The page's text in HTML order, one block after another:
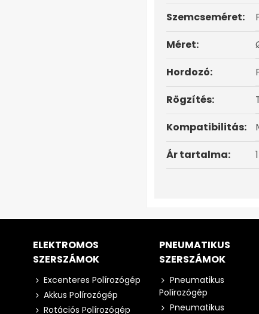
Szemcseméret:
Méret:
Hordozó:
Rögzítés:
Kompatibilitás:
Ár tartalma:
ELEKTROMOS
SZERSZÁMOK
Excenteres Polírozógép
Akkus Polírozógép
Rotációs Polírozógép
PNEUMATIKUS
SZERSZÁMOK
Pneumatikus
Polírozógép
Pneumatikus